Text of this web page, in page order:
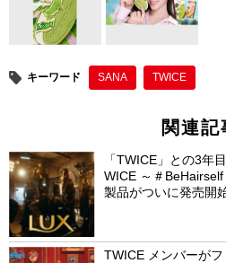
o
k
st
キーワード SANA TWICE
関連記
「TWICE」との3年
WICE ～＃
製品がついに発売開
TWICE メンバーが